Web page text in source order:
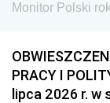
Monitor Polski
PRACY I
lipca 2026 r. w